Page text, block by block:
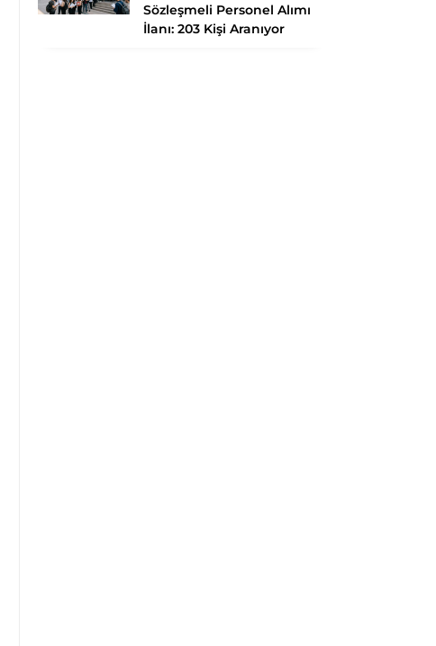
Sözleşmeli Personel Alımı
İlanı: 203 Kişi Aranıyor